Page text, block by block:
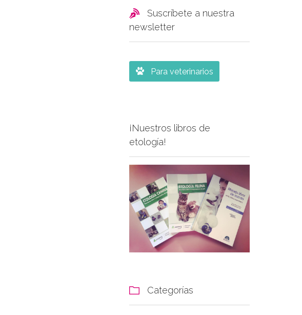

Suscríbete a nuestra
newsletter
 Para veterinarios
¡Nuestros libros de
etología!
 Categorías